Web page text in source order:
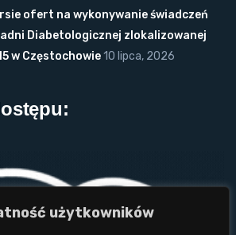
użytkowników
ofert na wykonywanie świadczeń
Diabetologicznej zlokalizowanej
w Częstochowie10 lipca, 2026